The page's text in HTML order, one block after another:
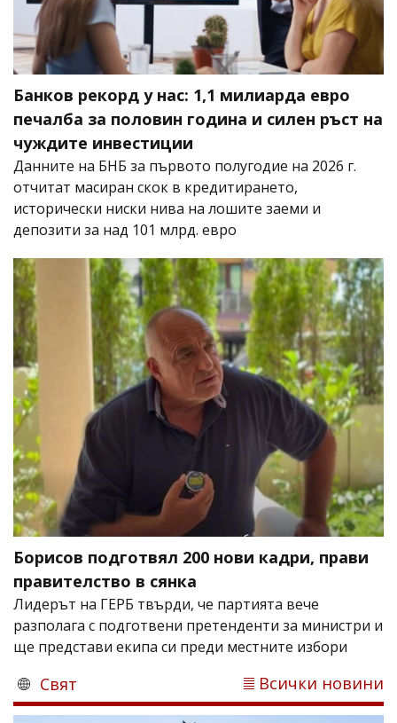
Банков рекорд у нас: 1,1 милиарда евро
печалба за половин година и силен ръст на
чуждите инвестиции
Данните на БНБ за първото полугодие на 2026 г.
отчитат масиран скок в кредитирането,
исторически ниски нива на лошите заеми и
депозити за над 101 млрд. евро
Борисов подготвял 200 нови кадри, прави
правителство в сянка
Лидерът на ГЕРБ твърди, че партията вече
разполага с подготвени претенденти за министри и
ще представи екипа си преди местните избори
Свят Всички новини